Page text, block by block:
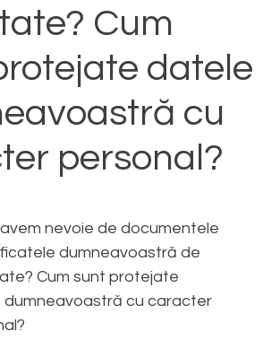
Cum
datele
cu
personal?
nevoie de documentele
dumneavoastră de
Cum sunt protejate
dumneavoastră cu caracter